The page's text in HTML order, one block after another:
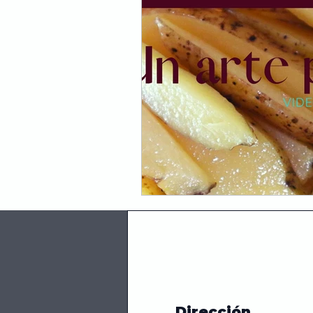
Hongos Receta fácil
Emprendedor
Información